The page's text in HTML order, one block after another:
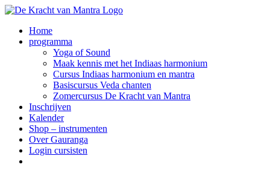
Ga
inhoudHome
programma
Yoga of Sound
Maak kennis met het Indiaas harmonium
Cursus Indiaas harmonium en mantra
Basiscursus Veda chanten
Zomercursus De Kracht van Mantra
Inschrijven
Kalender
Shop – instrumenten
Over Gauranga
Login cursisten